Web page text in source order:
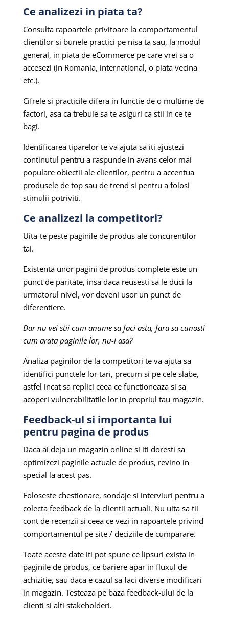
Ce analizezi in piata ta?
Consulta rapoartele privitoare la comportamentul
clientilor si bunele practici pe nisa ta sau, la modul
general, in piata de eCommerce pe care vrei sa o
accesezi (in Romania, international, o piata vecina
etc.).
Cifrele si practicile difera in functie de o multime de
factori, asa ca trebuie sa te asiguri ca stii in ce te
bagi.
Identificarea tiparelor te va ajuta sa iti ajustezi
continutul pentru a raspunde in avans celor mai
populare obiectii ale clientilor, pentru a accentua
produsele de top sau de trend si pentru a folosi
stimulii potriviti.
Ce analizezi la competitori?
Uita-te peste paginile de produs ale concurentilor
tai.
Existenta unor pagini de produs complete este un
punct de paritate, insa daca reusesti sa le duci la
urmatorul nivel, vor deveni usor un punct de
diferentiere.
Dar nu vei stii cum anume sa faci asta, fara sa cunosti
cum arata paginile lor, nu-i asa?
Analiza paginilor de la competitori te va ajuta sa
identifici punctele lor tari, precum si pe cele slabe,
astfel incat sa replici ceea ce functioneaza si sa
acoperi vulnerabilitatile lor in propriul tau magazin.
Feedback-ul si importanta lui
pentru pagina de produs
Daca ai deja un magazin online si iti doresti sa
optimizezi paginile actuale de produs, revino in
special la acest pas.
Foloseste chestionare, sondaje si interviuri pentru a
colecta feedback de la clientii actuali. Nu uita sa tii
cont de recenzii si ceea ce vezi in rapoartele privind
comportamentul pe site / deciziile de cumparare.
Toate aceste date iti pot spune ce lipsuri exista in
paginile de produs, ce bariere apar in fluxul de
achizitie, sau daca e cazul sa faci diverse modificari
in magazin. Testeaza pe baza feedback-ului de la
clienti si alti stakeholderi.